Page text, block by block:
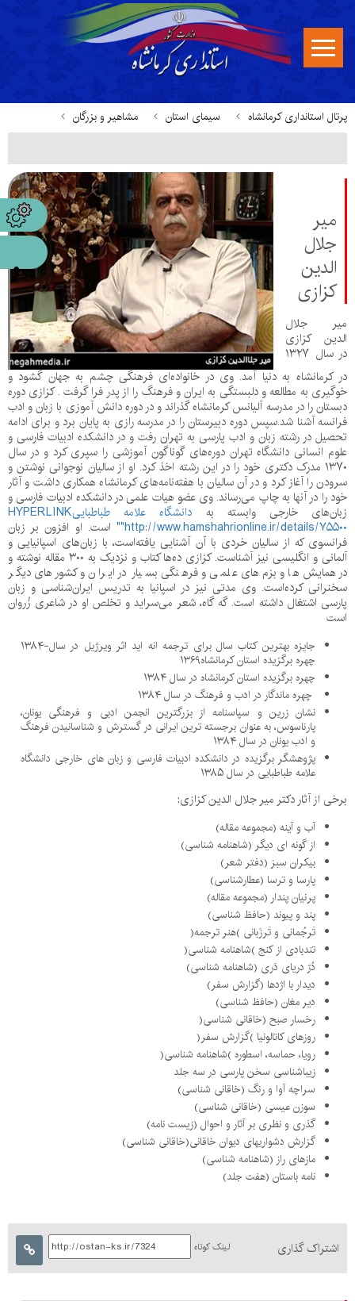
پرتال استانداری کرمانشاه سیمای استان مشاهیر و بزرگان
میر
جلال
الدین
کزازی
میر جلال
الدین کزازی
در سال ۱۳۲۷
در کرمانشاه به دنیا آمد. وی در خانواده‌ای فرهنگی چشم به جهان گشود و
خوگیری به مطالعه و دلبستگی به ایران و فرهنگ را از پدر فرا گرفت . کزازی دوره
دبستان را در مدرسه آلیانس کرمانشاه گذراند و در دوره دانش آموزی با زبان و ادب
فرانسه آشنا شد.سپس دوره دبیرستان را در مدرسه رازی به پایان برد و برای ادامه
تحصیل در رشته زبان و ادب پارسی به تهران رفت و در دانشکده ادبیات فارسی و
علوم انسانی دانشگاه تهران دوره‌های گوناگون آموزشی را سپری کرد و در سال
۱۳۷۰ مدرک دکتری خود را در این رشته اخذ کرد. او از سالیان نوجوانی نوشتن و
سرودن را آغاز کرد و در آن سالیان با هفته‌نامه‌های کرمانشاه همکاری داشت و آثار
خود را در آنها به چاپ می‌رساند. وی عضو هیات علمی در دانشکده ادبیات فارسی و
زبان‌های خارجی وابسته به دانشگاه علامه طباطباییHYPERLINK
"http://www.hamshahrionline.ir/details/۷۵۵۰۰" است. او افزون بر زبان
فرانسوی که از سالیان خردی با آن آشنایی یافته‌است، با زبان‌های اسپانیایی و
آلمانی و انگلیسی نیز آشناست. کزازی ده‌ها کتاب و نزدیک به ۳۰۰ مقاله نوشته و
در همایش‌ها و بزم‌های علمی و فرهنگی بسیار در ایران و کشورهای دیگر
سخنرانی کرده‌است. وی مدتی نیز در اسپانیا به تدریس ایران‌شناسی و زبان
پارسی اشتغال داشته ‌است. گه گاه، شعر می‌سراید و تخلص او در شاعری زُروان
است
جایزه بهترین کتاب سال برای ترجمه انه اید اثر ویرژیل در سال-۱۳۸۴
چهره برگزیده استان کرمانشاه۱۳۶۹
چهره برگزیده استان کرمانشاه در سال۱۳۸۴
چهره ماندگار در ادب و فرهنگ در سال۱۳۸۴
نشان زرین و سپاسنامه از بزرگترین انجمن ادبی و فرهنگی یونان،
پارناسوس، به عنوان برجسته ترین ایرانی در گسترش و شناسانیدن فرهنگ
و ادب یونان در سال۱۳۸۴
پژوهشگر برگزیده در دانشکده ادبیات فارسی و زبان های خارجی دانشگاه
علامه طباطبایی در سال۱۳۸۵
برخی از آثار دکتر میر جلال الدین کزازی:
آب و آینه (مجموعه مقاله)
از گونه ای دیگر (شاهنامه شناسی)
بیکران سبز (دفتر شعر)
پارسا و ترسا (عطارشناسی)
پرنیان پندار (مجموعه مقاله)
پند و پیوند (حافظ شناسی)
تَرجُمانی و تَرزَبانی )هنر ترجمه(
تندبادی از کنج )شاهنامه شناسی(
دُرّ دریای دَری (شاهنامه شناسی)
دیدار با اژدها (گزارش سفر)
دیر مغان (حافظ شناسی)
رخسار صبح (خاقانی شناسی(
روزهای کاتالونیا )گزارش سفر(
رویا، حماسه، اسطوره )شاهنامه شناسی(
زیباشناسی سخن پارسی در سه جلد
سراچه آوا و رنگ (خاقانی شناسی)
سوزن عیسی (خاقانی شناسی)
گذری و نظری بر آثار و احوال (زیست نامه)
گزارش دشواریهای دیوان خاقانی(خاقانی شناسی)
مازهای راز (شاهنامه شناسی)
نامه باستان (هفت جلد)
اشتراک گذاری لینک کوتاه